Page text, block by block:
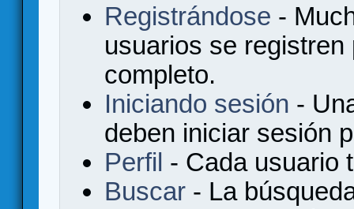
Registrándose -
usuarios se
completo.
Iniciando sesión -
deben iniciar sesión
Perfil - Cada usuario
Buscar - La